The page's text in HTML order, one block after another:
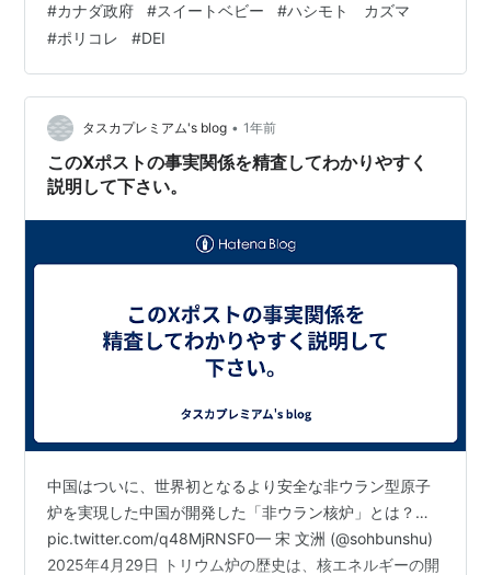
サクリシャドゥズで日本史捏造し黒人で嫌がらせ、
TikTokでユーザーに日本の悪口とデマを拡散させ、日本
人の年金、マイナンバー、マイナ保険証、顔認証システ
ムと中国は監視ばっかししよおるな。泥棒嘘つきキチガ
イ国め。 - 迷…
#カナダ政府 #スイートベビー #ハシモト カズマ
#ポリコレ #DEI
タスカプレミアム's blog • 1年前
このXポストの事実関係を精査してわかりやすく
説明して下さい。
中国はついに、世界初となるより安全な非ウラン型原子
炉を実現した中国が開発した「非ウラン核炉」とは？…
pic.twitter.com/q48MjRNSF0— 宋 文洲 (@sohbunshu)
2025年4月29日 トリウム炉の歴史は、核エネルギーの開